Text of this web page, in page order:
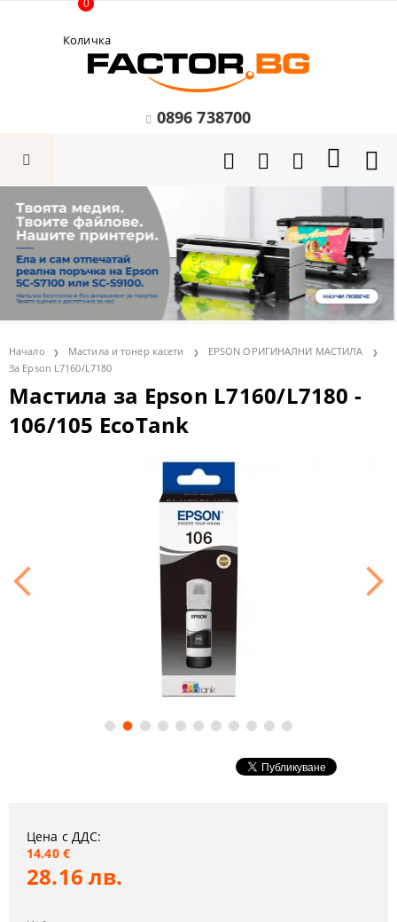
Количка
0
0896 738700
Начало Мастила и тонер касети
EPSON ОРИГИНАЛНИ МАСТИЛА
За Epson L7160/L7180
Мастила за Epson L7160/L7180 -
106/105 EcoTank
Цена с ДДС:
14.40 €
28.16 лв.